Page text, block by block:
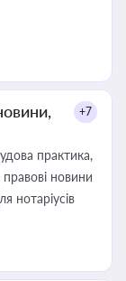
+7
практика,
новини
нотаріусів